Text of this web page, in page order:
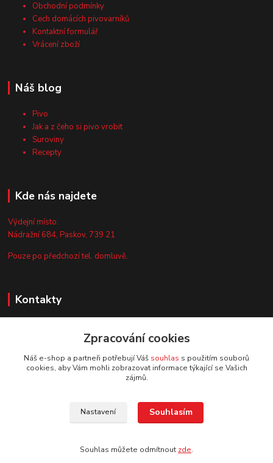
Obchodní podmínky
Cech domácích pivovarníků
Kontaktní formulář
Vrácení zboží
Náš blog
Pivo
Jak a z čeho si pivo vrobit
Suroviny
Recepty
Kde nás najdete
Výdejní místo:
Nádražní 684, Paskov, 739 21
Pouze po předchozí tel. domluvě.
Kontakty
+420 735 044 675
info@vyrobtesipivo.cz
Zpracování cookies
Náš e-shop a partneři potřebují Váš souhlas s použitím souborů
cookies, aby Vám mohli zobrazovat informace týkající se Vašich
zájmů.
Nastavení Souhlasím
Souhlas můžete odmítnout zde.